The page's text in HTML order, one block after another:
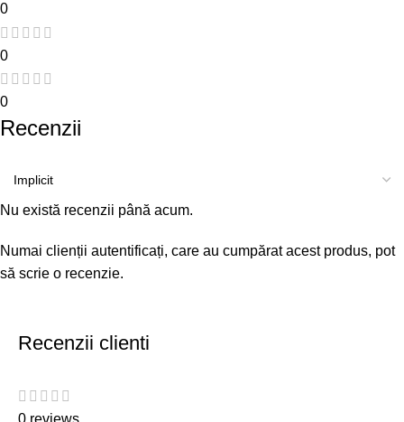
0
0
0
Recenzii
Nu există recenzii până acum.
Numai clienții autentificați, care au cumpărat acest produs, pot
să scrie o recenzie.
Recenzii clienti